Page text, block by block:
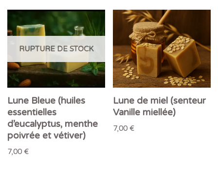
RUPTURE DE STOCK
Lune Bleue (huiles
essentielles
d’eucalyptus, menthe
poivrée et vétiver)
7,00 €
Lune de miel (senteur
Vanille miellée)
7,00€